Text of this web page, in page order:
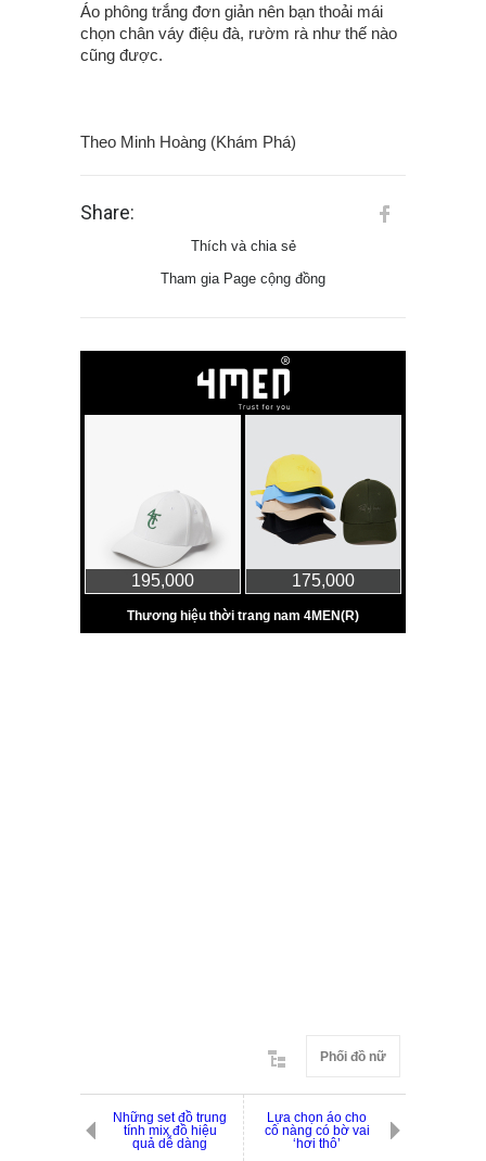
Áo phông trắng đơn giản nên bạn thoải mái
chọn chân váy điệu đà, rườm rà như thế nào
cũng được.
Theo Minh Hoàng (Khám Phá)
Share:
Thích và chia sẻ
Tham gia Page cộng đồng
Phối đồ nữ
Những set đồ trung
tính mix đồ hiệu
quả dễ dàng
Lựa chọn áo cho
cô nàng có bờ vai
‘hơi thô’